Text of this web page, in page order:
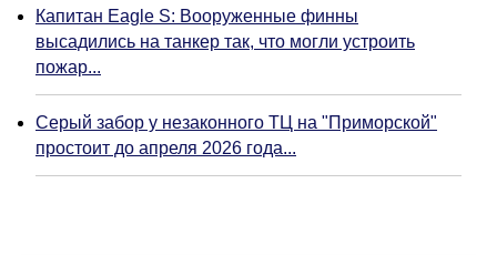
Капитан Eagle S: Вооруженные финны
высадились на танкер так, что могли устроить
пожар...
Серый забор у незаконного ТЦ на "Приморской"
простоит до апреля 2026 года...